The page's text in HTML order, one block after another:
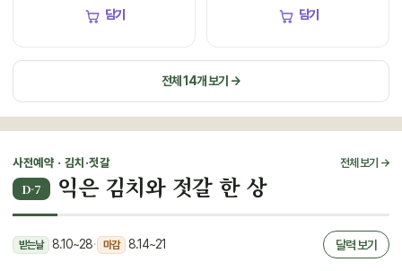
담기 담기
전체 14개 보기 →
사전예약 · 김치·젓갈 전체 보기 →
D-7 익은 김치와 젓갈 한 상
받는날 8.10~28· 마감 8.14~21 달력 보기